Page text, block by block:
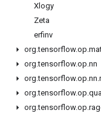
Xlogy
Zeta
erfinv
org.tensorflow.op.
org.tensorflow.op.nn
org.tensorflow.op.nn.
org.tensorflow.op.
org.tensorflow.op.